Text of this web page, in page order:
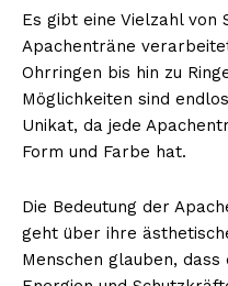
Es gibt eine Vielzahl von
Apachenträne
Ohrringen bis hin zu
Möglichkeiten sind
Unikat, da jede
Form und Farbe hat.
Die Bedeutung der
geht über ihre
Menschen glauben,